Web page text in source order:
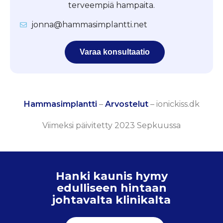
terveempiä hampaita.
jonna@hammasimplantti.net
Varaa konsultaatio
Hammasimplantti – Arvostelut– ionickiss.dk
Viimeksi päivitetty 2023 Sepkuussa
Hanki kaunis hymy
edulliseen hintaan
johtavalta klinikalta